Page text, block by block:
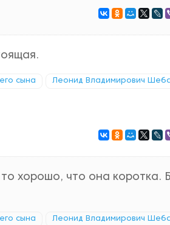
сына Леонид Владимирович
хорошо, что она коротка.
сына Леонид Владимирович